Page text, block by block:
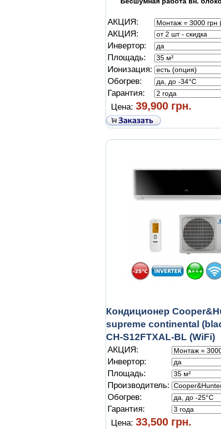
АКЦИЯ:
АКЦИЯ:
Инвертор:
Площадь:
Ионизация:
Обогрев:
Гарантия:
Цена: 39,900 грн.
Кондиционер
supreme continental
CH-S12FTXAL-BL (WiFi)
АКЦИЯ:
Инвертор:
Площадь:
Производитель:
Обогрев:
Гарантия:
Цена: 33,500 грн.